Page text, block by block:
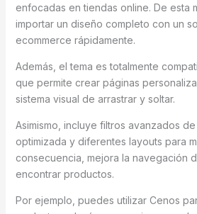
enfocadas en tiendas online. De esta
importar un diseño completo con un
ecommerce rápidamente.
Además, el tema es totalmente
que permite crear páginas
sistema visual de arrastrar y soltar.
Asimismo, incluye filtros avanzados
optimizada y diferentes layouts para
consecuencia, mejora la navegación
encontrar productos.
Por ejemplo, puedes utilizar Cenos